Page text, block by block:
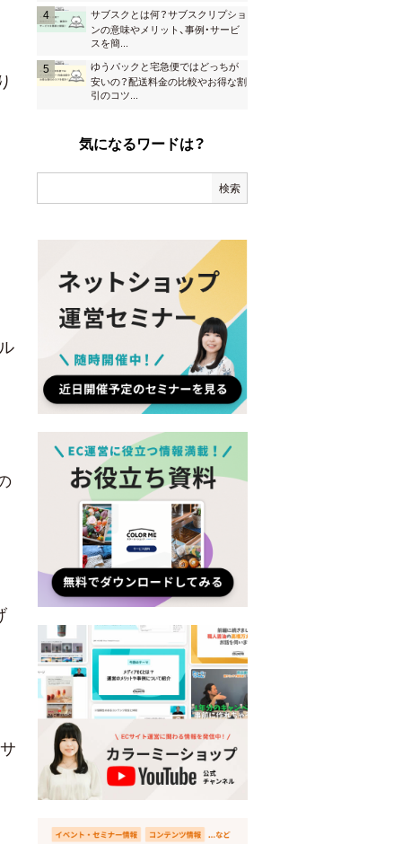
サブスクとは何？サブスクリプショ
ンの意味やメリット、事例・サービ
スを簡
ゆうパックと宅急便ではどっちが
安いの？配送料金の比較やお得な割
引のコツ
気になるワードは？